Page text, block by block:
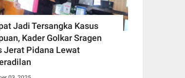
Jadi Tersangka Kasus
Kader Golkar Sragen
Jerat Pidana Lewat